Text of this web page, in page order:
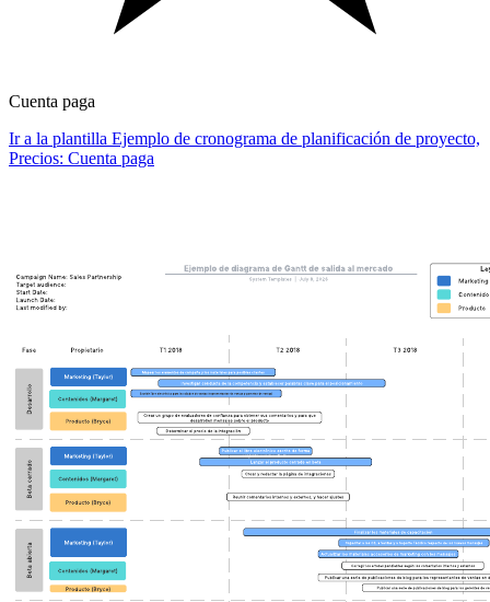
Cuenta paga
Ir a la plantilla Ejemplo de cronograma de planificación de proyecto,
Precios: Cuenta paga